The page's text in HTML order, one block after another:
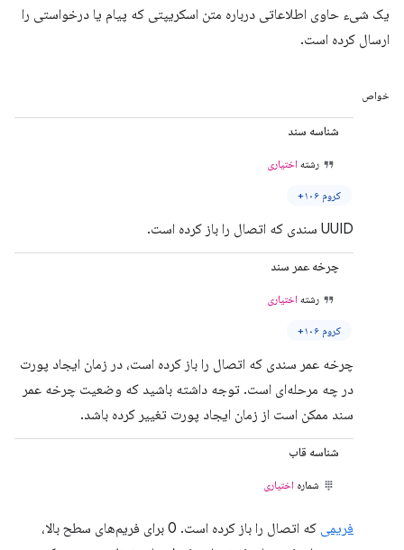
یک شیء حاوی اطلاعاتی درباره متن اسکریپتی که پیام یا درخواستی را
ارسال کرده است.
خواص
شناسه سند
رشته اختیاری
کروم ۱۰۶+
UUID سندی که اتصال را باز کرده است.
چرخه عمر سند
رشته اختیاری
کروم ۱۰۶+
چرخه عمر سندی که اتصال را باز کرده است، در زمان ایجاد پورت
در چه مرحله‌ای است. توجه داشته باشید که وضعیت چرخه عمر
سند ممکن است از زمان ایجاد پورت تغییر کرده باشد.
شناسه قاب
شماره اختیاری
فریمی
که اتصال را باز کرده است. 0 برای فریم‌های سطح بالا،